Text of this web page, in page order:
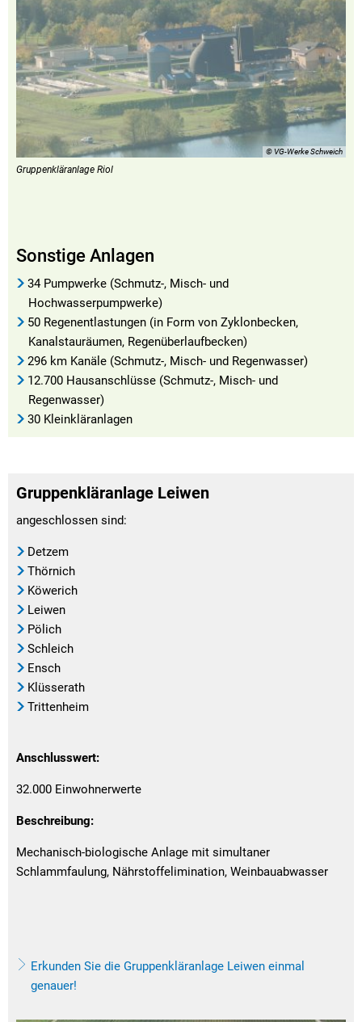
© VG-Werke Schweich
Gruppenkläranlage Riol
Sonstige Anlagen
34 Pumpwerke (Schmutz-, Misch- und
Hochwasserpumpwerke)
50 Regenentlastungen (in Form von Zyklonbecken,
Kanalstauräumen, Regenüberlaufbecken)
296 km Kanäle (Schmutz-, Misch- und Regenwasser)
12.700 Hausanschlüsse (Schmutz-, Misch- und
Regenwasser)
30 Kleinkläranlagen
Gruppenkläranlage Leiwen
angeschlossen sind:
Detzem
Thörnich
Köwerich
Leiwen
Pölich
Schleich
Ensch
Klüsserath
Trittenheim
Anschlusswert:
32.000 Einwohnerwerte
Beschreibung:
Mechanisch-biologische Anlage mit simultaner
Schlammfaulung, Nährstoffelimination, Weinbauabwasser
Erkunden Sie die Gruppenkläranlage Leiwen einmal
genauer!